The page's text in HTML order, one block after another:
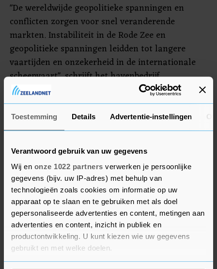
Toestemming Details Advertentie-instellingen
Verantwoord gebruik van uw gegevens
Wij en onze 1022 partners verwerken je persoonlijke
gegevens (bijv. uw IP-adres) met behulp van
technologieën zoals cookies om informatie op uw
apparaat op te slaan en te gebruiken met als doel
gepersonaliseerde advertenties en content, metingen aan
advertenties en content, inzicht in publiek en
productontwikkeling. U kunt kiezen wie uw gegevens
gebruikt en met welke doelen.
"De wereldwijde geopolitieke spanningen en
conflicten zorgen voor snel veranderende
markten. Instabiliteit in de Rode Zee en
geopolitieke spanningen leidden tot langere
vaartijden en onzekerheid in de internationale
scheepvaart", schrijft het havenbedrijf.
Het Havenbedrijf Rotterdam komt volgende
maand met cijfers over de overslag in de grootste
zeehaven van Europa.